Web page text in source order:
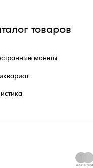
товаров
монеты